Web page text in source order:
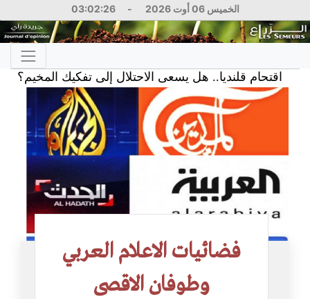
الخميس 06 أوت 2026 -
03:02:26
قلنديا.. هل يسعى الاحتلال إلى تفكيك المخيم؟
فضائيات الاعلام العربي
وطوفان الاقصى